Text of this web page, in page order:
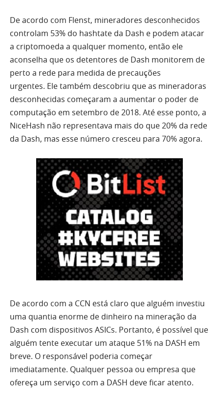
De acordo com Flenst, mineradores desconhecidos
controlam 53% do hashtate da Dash e podem atacar
a criptomoeda a qualquer momento, então ele
aconselha que os detentores de Dash monitorem de
perto a rede para medida de precauções
urgentes. Ele também descobriu que as mineradoras
desconhecidas começaram a aumentar o poder de
computação em setembro de 2018. Até esse ponto, a
NiceHash não representava mais do que 20% da rede
da Dash, mas esse número cresceu para 70% agora.
De acordo com a CCN está claro que alguém investiu
uma quantia enorme de dinheiro na mineração da
Dash com dispositivos ASICs. Portanto, é possível que
alguém tente executar um ataque 51% na DASH em
breve. O responsável poderia começar
imediatamente. Qualquer pessoa ou empresa que
ofereça um serviço com a DASH deve ficar atento.